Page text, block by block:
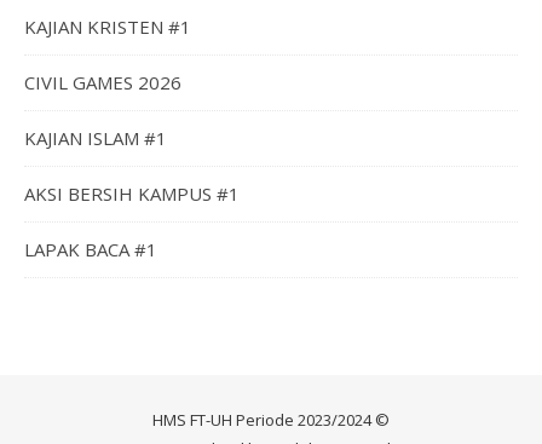
KAJIAN KRISTEN #1
CIVIL GAMES 2026
KAJIAN ISLAM #1
AKSI BERSIH KAMPUS #1
LAPAK BACA #1
HMS FT-UH Periode 2023/2024 ©